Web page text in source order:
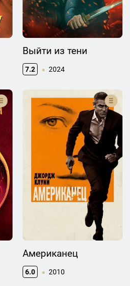
Выйти из тени
7.2 2024
Американец
6.0 2010